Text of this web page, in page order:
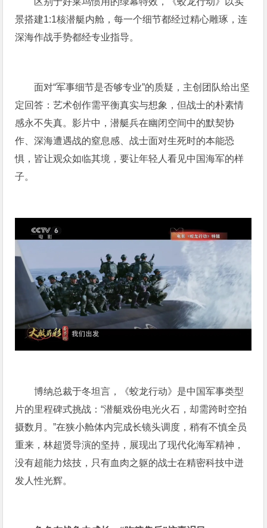
景搭建1:1核潜艇内舱，每一个细节都经过精心雕琢，连
深海作战手势都经专业指导。
面对“军事细节是否够专业”的质疑，主创团队给出坚
定回答：艺术创作需平衡真实与想象，但战士的朴素情
感永不失真。影片中，潜艇兵在幽闭空间中的默契协
作、深海遭遇战的窒息感、战士面对生死时的本能恐
惧，皆让观众如临其境，要让年轻人看见中国海军的样
子。
博纳总裁于冬坦言，《蛟龙行动》是中国军事类型
片的里程碑式挑战：“潜艇戏份电光火石，却需跨时空拍
摄数月。”在狭小舱体内完成长镜头调度，稍有不慎全员
重来，林超贤导演的坚持，展现出了现代化海军精神，
没有超能力炫技，只有血肉之躯的战士在精密科技中迸
发人性光辉。